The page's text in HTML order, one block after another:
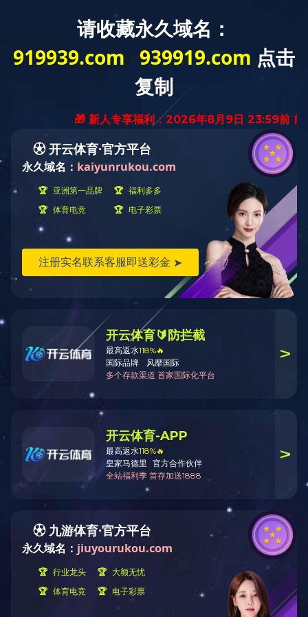
当前位置:主页>加工案例 > 视频>
ZK8210铣端面打中心孔机床双端u钻
通孔加工提高效
ZK8206铣端面打中心孔机床一